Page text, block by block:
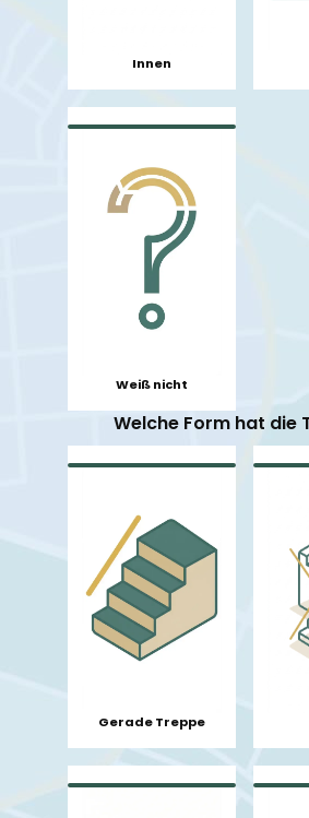
Innen
Weiß nicht
Welche Form hat die
Gerade Treppe